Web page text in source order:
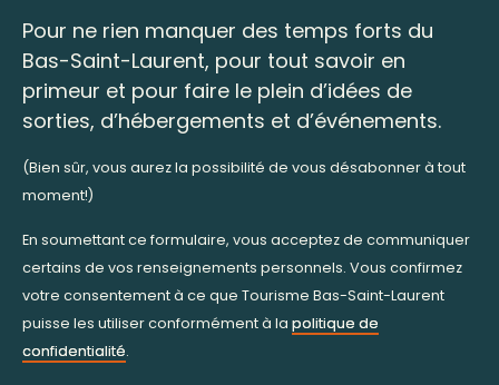
Pour ne rien manquer des temps forts du
Bas-Saint-Laurent, pour tout savoir en
primeur et pour faire le plein d’idées de
sorties, d’hébergements et d’événements.
(Bien sûr, vous aurez la possibilité de vous désabonner à tout
moment!)
En soumettant ce formulaire, vous acceptez de communiquer
certains de vos renseignements personnels. Vous confirmez
votre consentement à ce que Tourisme Bas-Saint-Laurent
puisse les utiliser conformément à la politique de
confidentialité.